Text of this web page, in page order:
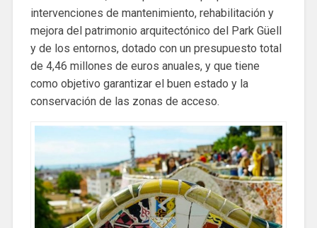
intervenciones de mantenimiento, rehabilitación y
mejora del patrimonio arquitectónico del Park Güell
y de los entornos, dotado con un presupuesto total
de 4,46 millones de euros anuales, y que tiene
como objetivo garantizar el buen estado y la
conservación de las zonas de acceso.